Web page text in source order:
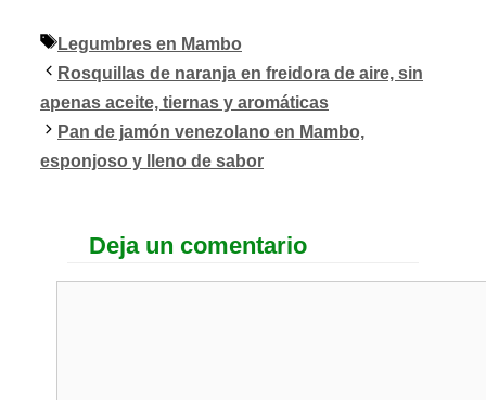
Etiquetas
Legumbres en Mambo
Rosquillas de naranja en freidora de aire, sin
apenas aceite, tiernas y aromáticas
Pan de jamón venezolano en Mambo,
esponjoso y lleno de sabor
Deja un comentario